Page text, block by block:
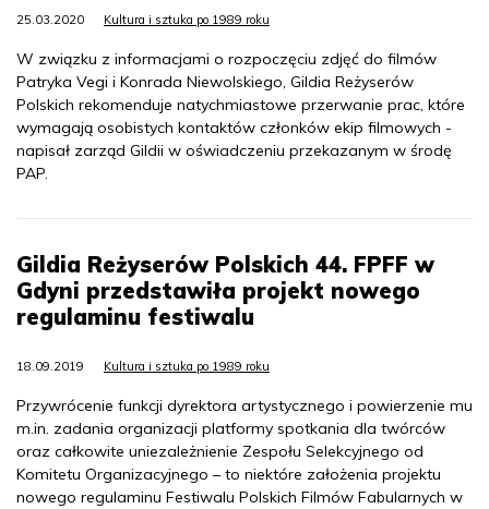
25.03.2020 Kultura i sztuka po 1989 roku
W związku z informacjami o rozpoczęciu zdjęć do filmów
Patryka Vegi i Konrada Niewolskiego, Gildia Reżyserów
Polskich rekomenduje natychmiastowe przerwanie prac, które
wymagają osobistych kontaktów członków ekip filmowych -
napisał zarząd Gildii w oświadczeniu przekazanym w środę
PAP.
Gildia Reżyserów Polskich 44. FPFF w
Gdyni przedstawiła projekt nowego
regulaminu festiwalu
18.09.2019 Kultura i sztuka po 1989 roku
Przywrócenie funkcji dyrektora artystycznego i powierzenie mu
m.in. zadania organizacji platformy spotkania dla twórców
oraz całkowite uniezależnienie Zespołu Selekcyjnego od
Komitetu Organizacyjnego – to niektóre założenia projektu
nowego regulaminu Festiwalu Polskich Filmów Fabularnych w